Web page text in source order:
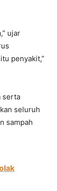
ujar
penyakit,”
serta
seluruh
sampah